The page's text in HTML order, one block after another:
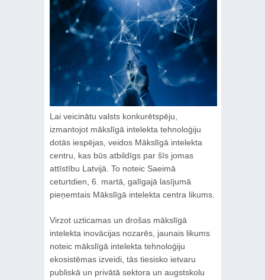
Lai veicinātu valsts konkurētspēju,
izmantojot mākslīgā intelekta tehnoloģiju
dotās iespējas, veidos Mākslīgā intelekta
centru, kas būs atbildīgs par šīs jomas
attīstību Latvijā. To noteic Saeimā
ceturtdien, 6. martā, galīgajā lasījumā
pieņemtais Mākslīgā intelekta centra likums.
Virzot uzticamas un drošas mākslīgā
intelekta inovācijas nozarēs, jaunais likums
noteic mākslīgā intelekta tehnoloģiju
ekosistēmas izveidi, tās tiesisko ietvaru
publiskā un privātā sektora un augstskolu